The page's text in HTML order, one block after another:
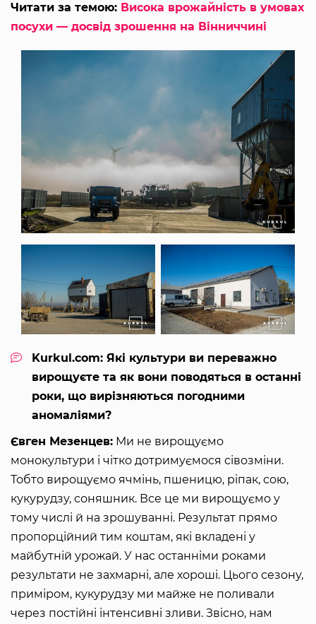
Читати за темою: Висока врожайність в умовах
посухи — досвід зрошення на Вінниччині
Kurkul.com: Які культури ви переважно
вирощуєте та як вони поводяться в останні
роки, що вирізняються погодними
аномаліями?
Євген Мезенцев: Ми не вирощуємо
монокультури і чітко дотримуємося сівозміни.
Тобто вирощуємо ячмінь, пшеницю, ріпак, сою,
кукурудзу, соняшник. Все це ми вирощуємо у
тому числі й на зрошуванні. Результат прямо
пропорційний тим коштам, які вкладені у
майбутній урожай. У нас останніми роками
результати не захмарні, але хороші. Цього сезону,
приміром, кукурудзу ми майже не поливали
через постійні інтенсивні зливи. Звісно, нам